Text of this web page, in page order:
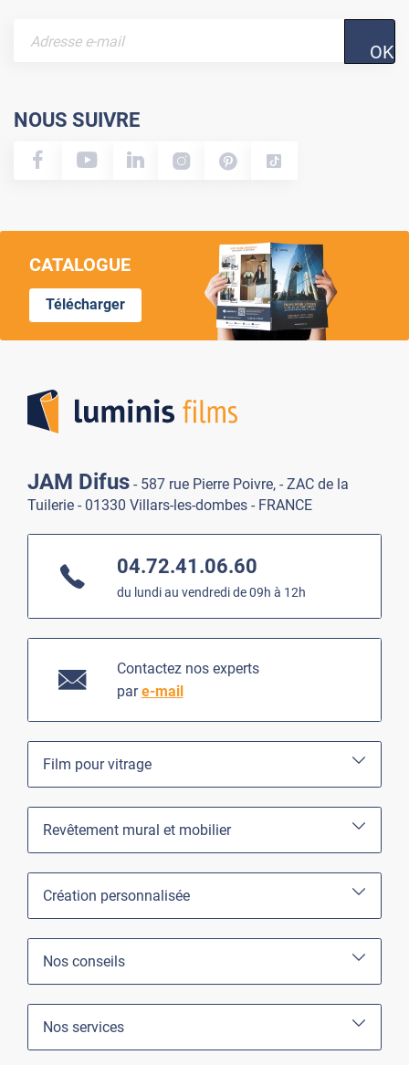
OK
NOUS SUIVRE
CATALOGUE
Télécharger
JAM Difus - 587 rue Pierre Poivre, - ZAC de la
Tuilerie - 01330 Villars-les-dombes - FRANCE
04.72.41.06.60
du lundi au vendredi de 09h à 12h
Contactez nos experts
pare-mail
Film pour vitrage
Revêtement mural et mobilier
Création personnalisée
Nos conseils
Nos services